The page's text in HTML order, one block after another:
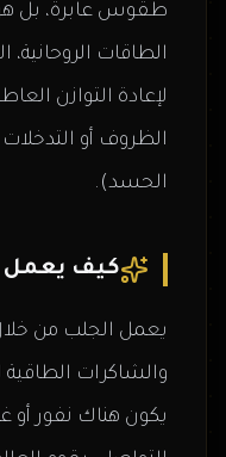
طقوس عابرة، بل
الطاقات
لإعادة التوازن
الظروف أو
الحسد).
كيف يعمل
يعمل الجلب من خلال
والشاكرات
يكون هناك نفور أو